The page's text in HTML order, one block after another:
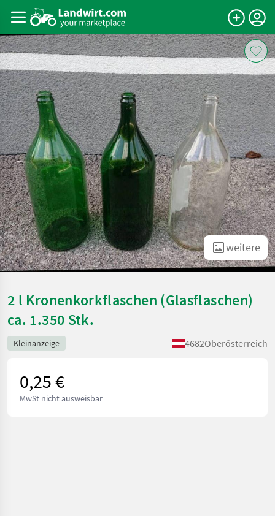
weitere
2 l Kronenkorkflaschen (Glasflaschen)
ca. 1.350 Stk.
Kleinanzeige 4682Oberösterreich
0,25 €
MwSt nicht ausweisbar